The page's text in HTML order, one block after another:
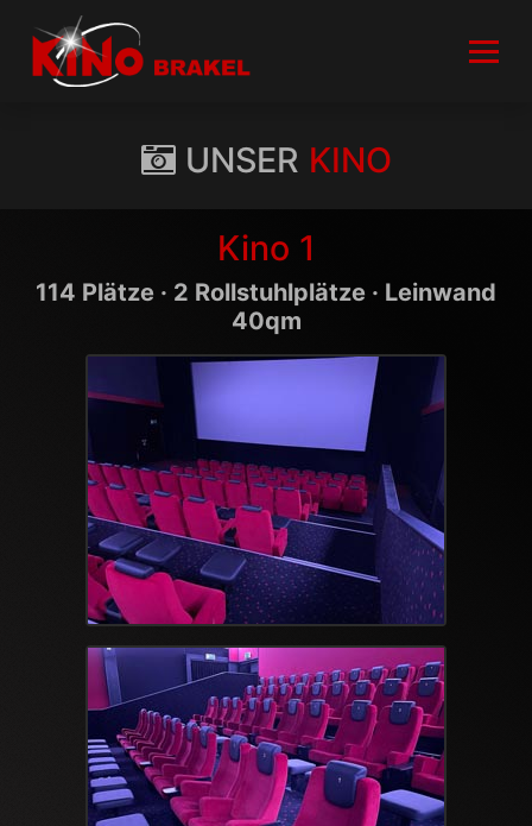
UNSER KINO
Kino 1
114 Plätze · 2 Rollstuhlplätze · Leinwand
40qm